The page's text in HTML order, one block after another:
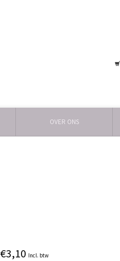
OVER ONS
€3,10 Incl. btw